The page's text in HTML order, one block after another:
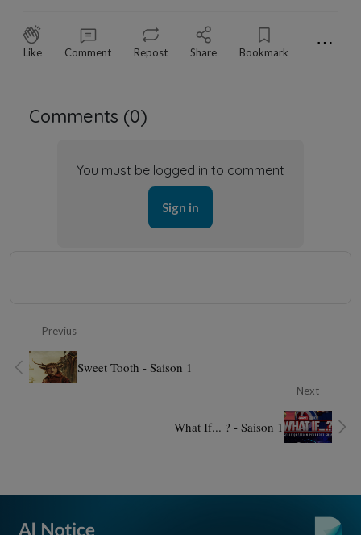
Like Comment Repost Share Bookmark ⋯
Comments (0)
You must be logged in to comment
Sign in
Previus
Sweet Tooth - Saison 1
Next
What If... ? - Saison 1